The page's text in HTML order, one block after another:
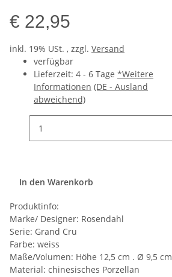
€ 22,95
inkl. 19% USt. , zzgl. Versand
verfügbar
Lieferzeit: 4 - 6 Tage *Weitere
Informationen (DE - Ausland
abweichend)
In den Warenkorb
Produktinfo:
Marke/ Designer: Rosendahl
Serie: Grand Cru
Farbe: weiss
Maße/Volumen: Höhe 12,5 cm . Ø 9,5 cm
Material: chinesisches Porzellan